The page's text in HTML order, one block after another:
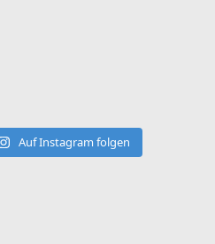
Auf Instagram folgen